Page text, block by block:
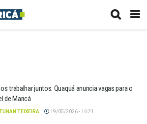
trabalhar juntos: Quaquá anuncia vagas para o
de Maricá
TEIXEIRA 19/05/2026 - 16:21